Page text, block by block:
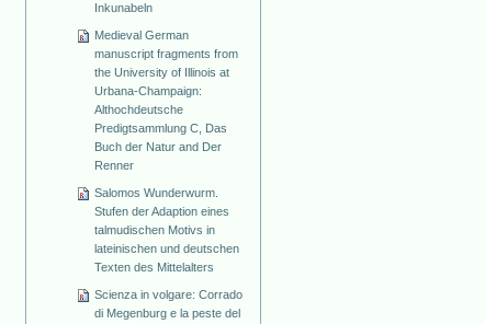
Inkunabeln
Medieval German
manuscript fragments from
the University of Illinois at
Urbana-Champaign:
Althochdeutsche
Predigtsammlung C, Das
Buch der Natur and Der
Renner
Salomos Wunderwurm.
Stufen der Adaption eines
talmudischen Motivs in
lateinischen und deutschen
Texten des Mittelalters
Scienza in volgare: Corrado
di Megenburg e la peste del